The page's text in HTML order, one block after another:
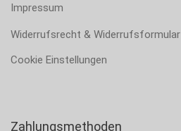
Impressum
Widerrufsrecht & Widerrufsformular
Cookie Einstellungen
Zahlungsmethoden